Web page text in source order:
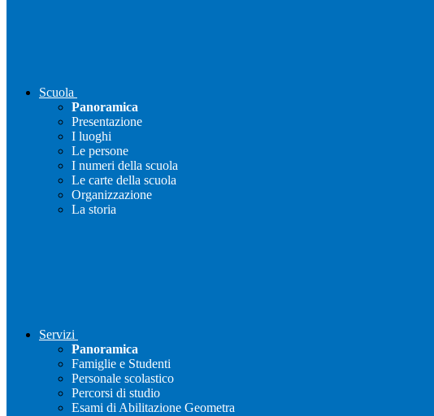
Scuola
Panoramica
Presentazione
I luoghi
Le persone
I numeri della scuola
Le carte della scuola
Organizzazione
La storia
Servizi
Panoramica
Famiglie e Studenti
Personale scolastico
Percorsi di studio
Esami di Abilitazione Geometra